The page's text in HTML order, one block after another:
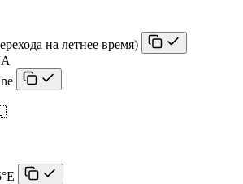
на летнее время)